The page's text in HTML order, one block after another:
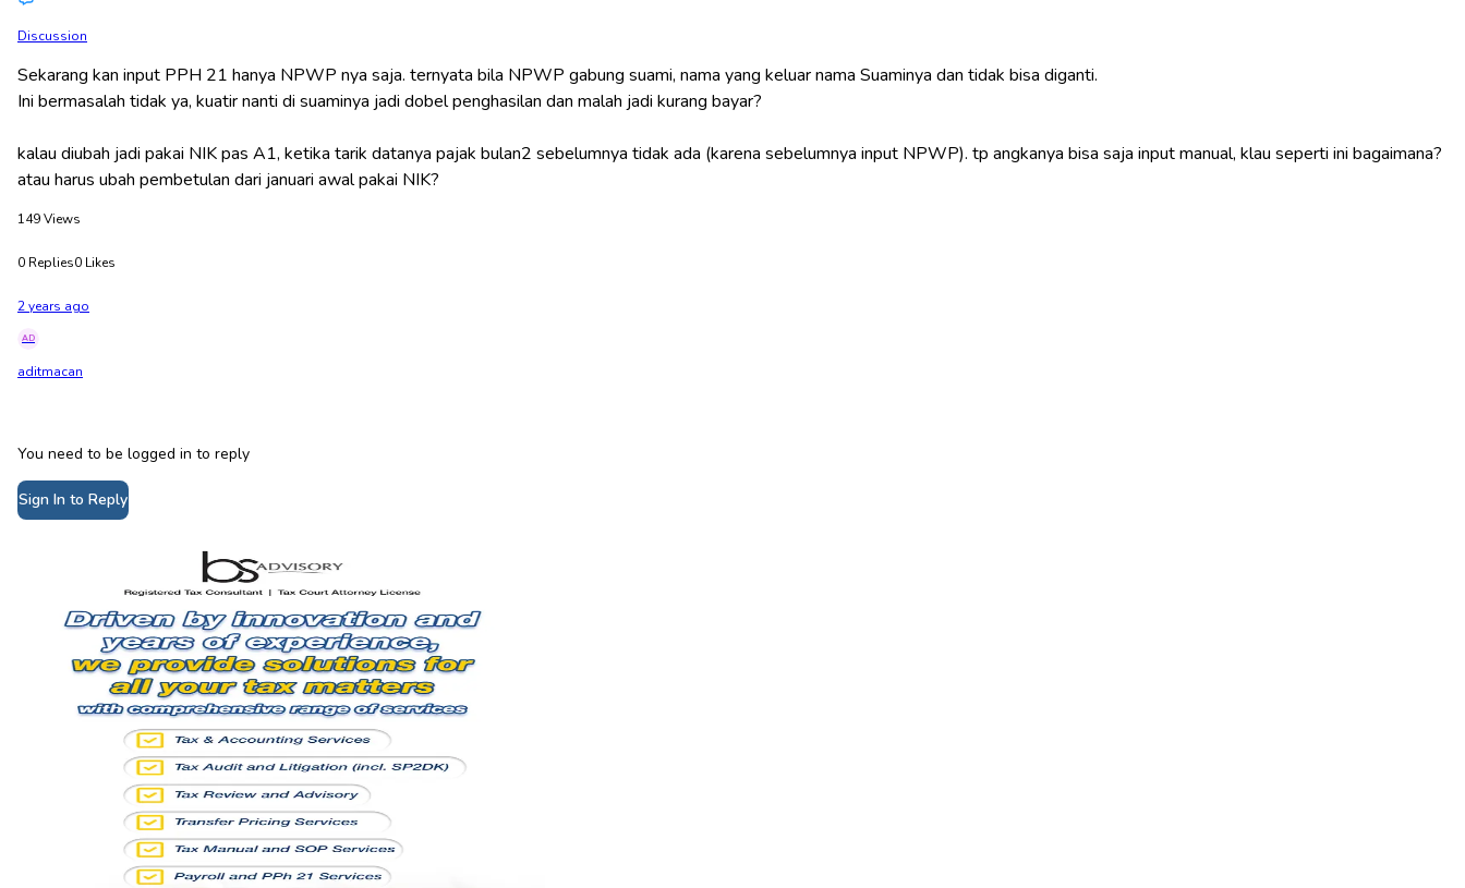
Discussion
Sekarang kan input PPH 21 hanya NPWP nya saja. ternyata bila NPWP gabung suami, nama yang keluar nama Suaminya dan tidak bisa diganti.
Ini bermasalah tidak ya, kuatir nanti di suaminya jadi dobel penghasilan dan malah jadi kurang bayar?
kalau diubah jadi pakai NIK pas A1, ketika tarik datanya pajak bulan2 sebelumnya tidak ada (karena sebelumnya input NPWP). tp angkanya bisa saja input manual, klau seperti ini bagaimana?
atau harus ubah pembetulan dari januari awal pakai NIK?
149Views
0 Replies0 Likes
2 years ago
AD
aditmacan
You need to be logged in to reply
Sign In to Reply